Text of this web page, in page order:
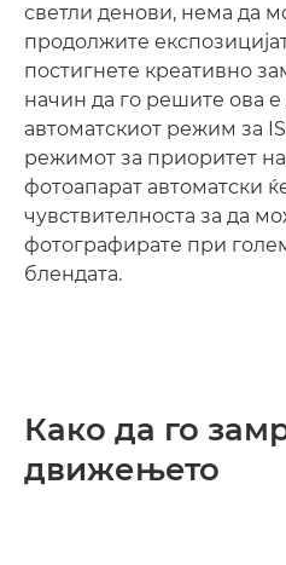
светли денови, нема да
продолжите
постигнете креативно
начин да го решите ова е
автоматскиот режим за
режимот за приоритет
фотоапарат автоматски
чувствителноста за да
фотографирате при
блендата.
Како да го
движењето